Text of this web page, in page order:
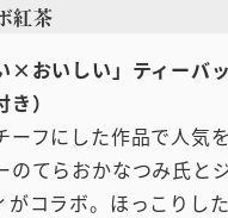
紅茶
×おいしい」ティーバ
）
ーフにした作品で人気
のてらおかなつみ氏と
がコラボ。ほっこりし